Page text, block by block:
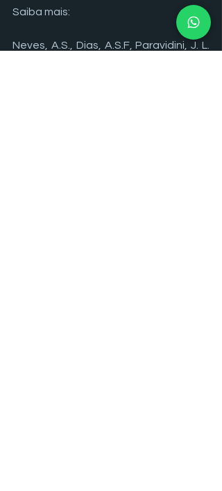
Saiba mais:
Neves, A.S., Dias, A.S.F, Paravidini, J. L.